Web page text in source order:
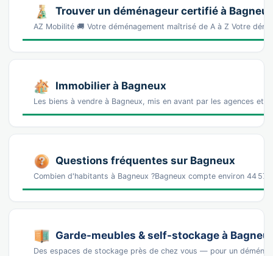
Trouver un déménageur certifié à
AZ Mobilité 🚚 Votre déménagement maîtrisé de A à Z Votre
Immobilier à Bagneux
Les biens à vendre à Bagneux, mis en avant par les agences et
Questions fréquentes sur Bagneux
Combien d'habitants à Bagneux ?Bagneux compte environ 44
Garde-meubles & self-stockage à
Des espaces de stockage près de chez vous — pour un